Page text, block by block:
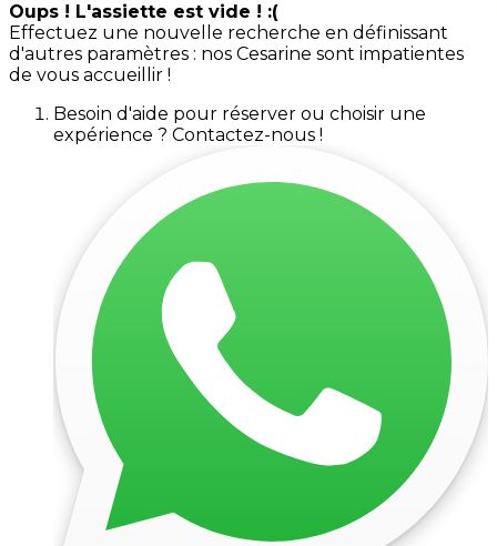
Oups ! L'assiette est vide ! :(
Effectuez une nouvelle recherche en définissant
d'autres paramètres : nos Cesarine sont impatientes
de vous accueillir !
Besoin d'aide pour réserver ou choisir une
expérience ? Contactez-nous !